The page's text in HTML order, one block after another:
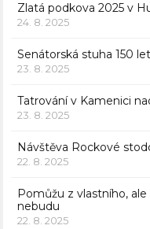
Zlatá podkova 2025 v
24. 8. 2025
Senátorská stuha 150
23. 8. 2025
Tatrování v Kamenici
23. 8. 2025
Návštěva Rockové
22. 8. 2025
Pomůžu z vlastního,
nebudu
22. 8. 2025